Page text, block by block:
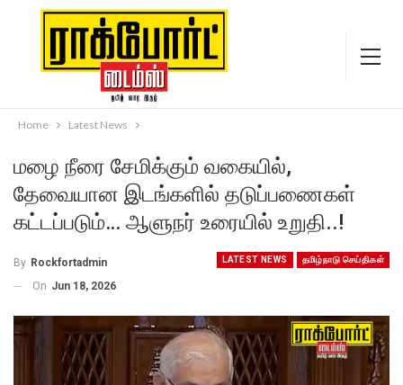
Home Latest News
மழை நீரை சேமிக்கும் வகையில்,
தேவையான இடங்களில் தடுப்பணைகள்
கட்டப்படும்… ஆளுநர் உரையில் உறுதி..!
LATEST NEWS தமிழ்நாடு செய்திகள்
By Rockfortadmin
On Jun 18, 2026